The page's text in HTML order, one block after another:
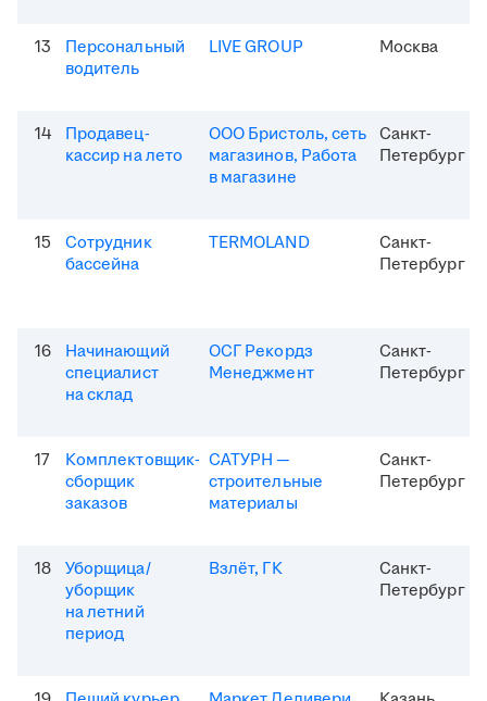
13
Персональный
водитель
LIVE GROUP Москва
14
Продавец-
кассир на лето
ООО Бристоль, сеть
магазинов, Работа
в магазине
Санкт-
Петербург
15
Сотрудник
бассейна
TERMOLAND
Санкт-
Петербург
16
Начинающий
специалист
на склад
ОСГ Рекордз
Менеджмент
Санкт-
Петербург
17
Комплектовщик-
сборщик
заказов
САТУРН —
строительные
материалы
Санкт-
Петербург
18
Уборщица/
уборщик
на летний
период
Взлёт, ГК
Санкт-
Петербург